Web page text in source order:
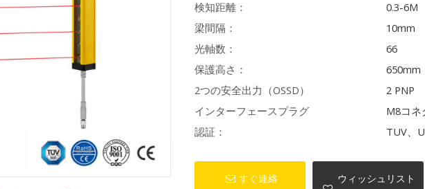
検知距離：
0.3-6M
梁間隔：
10mm
光軸数：
66
保護高さ：
650mm
2つの安全出力（OSSD）
2 PNP
インターフェースプラグ
M8コネ
認証：
TUV、
すぐ連絡
ウィッシュリスト